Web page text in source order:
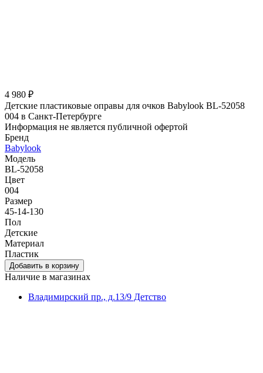
4 980 ₽
Детские пластиковые оправы для очков Babylook BL-52058
004 в Санкт-Петербурге
Информация не является публичной офертой
Бренд
Babylook
Модель
BL-52058
Цвет
004
Размер
45-14-130
Пол
Детские
Материал
Пластик
Наличие в магазинах
Владимирский пр., д.13/9 Детство